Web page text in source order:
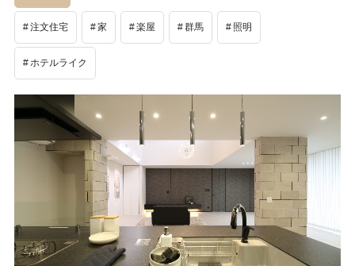
注文住宅 家 楽屋 群馬 照明
ホテルライク